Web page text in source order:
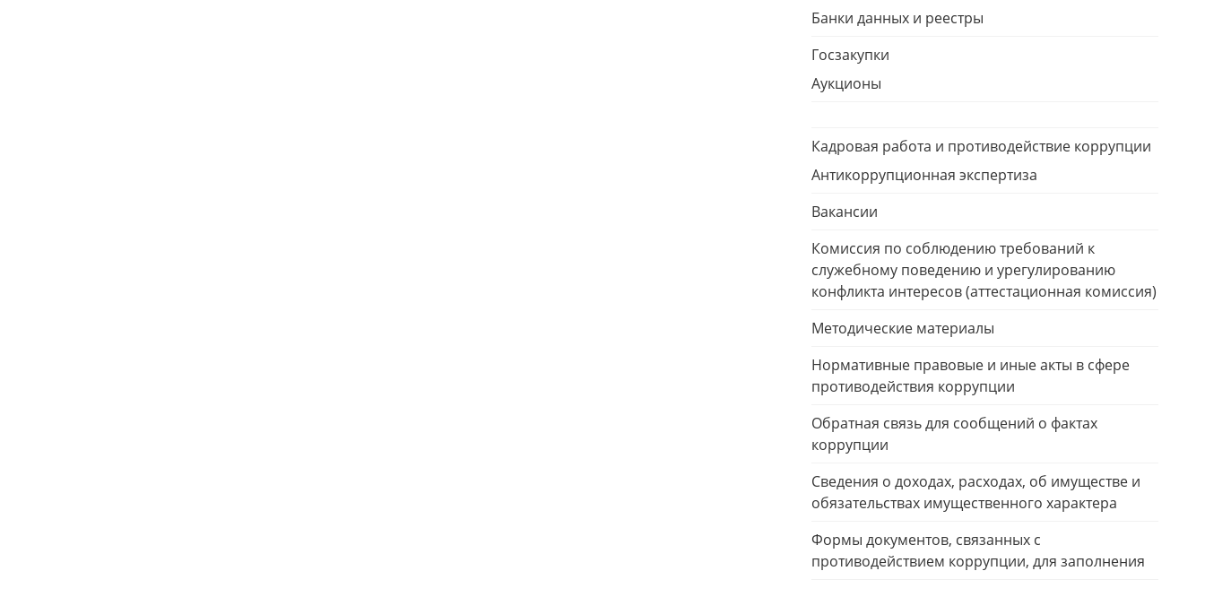
Банки данных и реестры
Госзакупки
Аукционы
Кадровая работа и противодействие коррупции
Антикоррупционная экспертиза
Вакансии
Комиссия по соблюдению требований к
служебному поведению и урегулированию
конфликта интересов (аттестационная комиссия)
Методические материалы
Нормативные правовые и иные акты в сфере
противодействия коррупции
Обратная связь для сообщений о фактах
коррупции
Сведения о доходах, расходах, об имуществе и
обязательствах имущественного характера
Формы документов, связанных с
противодействием коррупции, для заполнения